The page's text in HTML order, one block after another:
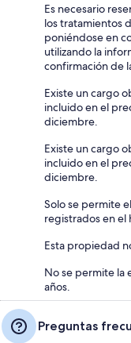
Es necesario
los tratamientos
poniéndose en
utilizando la
confirmación de
Existe un cargo
incluido en el
diciembre.
Existe un cargo
incluido en el
diciembre.
Solo se permite
registrados en el
Esta propiedad
No se permite la
años.
Preguntas